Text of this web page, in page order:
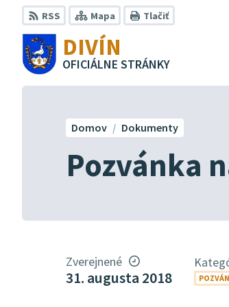
Preskočiť
na
obsah
RSS Mapa Tlačiť
DIVÍN
OFICIÁLNE STRÁNKY
Pozvánka
Domov Dokumenty
Zverejnené
31. augusta 2018